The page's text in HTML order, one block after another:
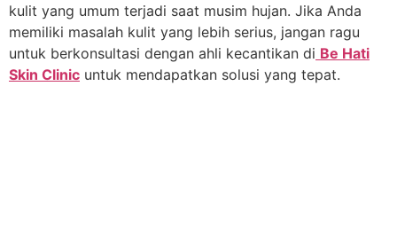
kulit yang umum terjadi saat musim hujan. Jika Anda
memiliki masalah kulit yang lebih serius, jangan ragu
untuk berkonsultasi dengan ahli kecantikan di Be Hati
Skin Clinic untuk mendapatkan solusi yang tepat.